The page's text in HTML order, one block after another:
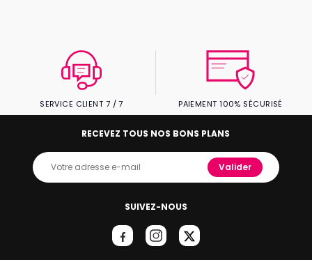
SERVICE CLIENT 7 / 7 PAIEMENT 100% SÉCURISÉ
SUIVEZ-NOUS
RECEVEZ TOUS NOS BONS PLANS
Valider